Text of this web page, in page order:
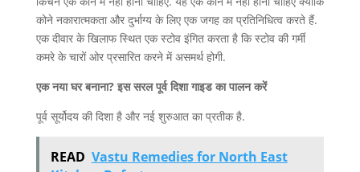
कोने नकारात्मकता और दुर्भाग्य के लिए एक जगह का प्रतिनिधित्व करते हैं.
एक दीवार के खिलाफ स्थित एक स्टोव इंगित करता है कि स्टोव की गर्मी
कमरे के चारों ओर प्रसारित करने में असमर्थ होगी.
एक नया घर बनाना? इस सरल पूर्व दिशा गाइड का पालन करें
पूर्व सूर्योदय की दिशा है और नई शुरुआत का प्रतीक है.
READ Vastu Remedies for North East